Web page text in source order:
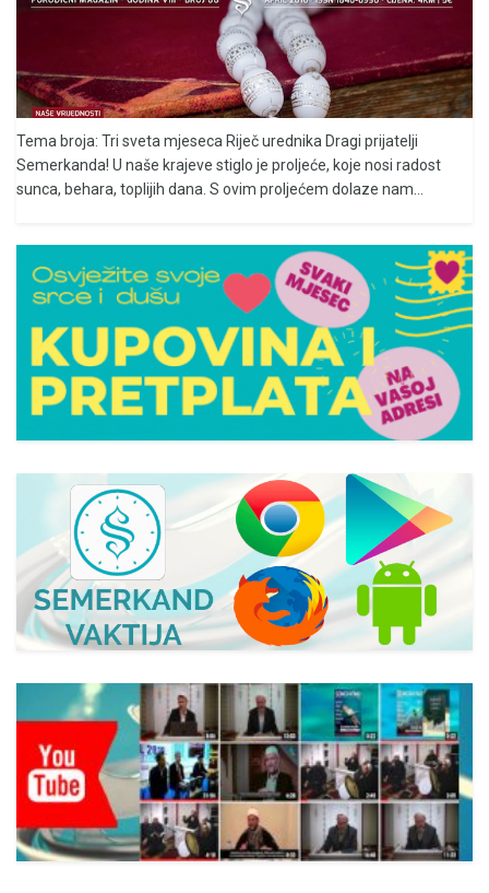
Tema broja: Tri sveta mjeseca Riječ urednika Dragi prijatelji
Semerkanda! U naše krajeve stiglo je proljeće, koje nosi radost
sunca, behara, toplijih dana. S ovim proljećem dolaze nam...